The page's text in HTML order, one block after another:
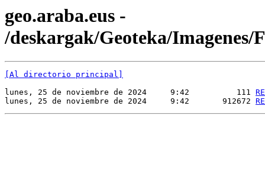
geo.araba.eus -
/deskargak/Geoteka/Imagenes/
[Al directorio principal]
lunes, 25 de noviembre de 2024     9:42          111
lunes, 25 de noviembre de 2024     9:42       912672